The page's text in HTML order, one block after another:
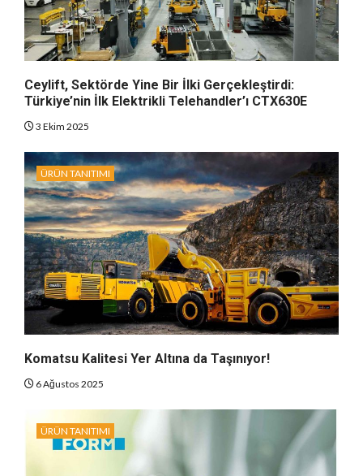
Ceylift, Sektörde Yine Bir İlki Gerçekleştirdi:
Türkiye’nin İlk Elektrikli Telehandler’ı CTX630E
3 Ekim 2025
ÜRÜN TANITIMI
Komatsu Kalitesi Yer Altına da Taşınıyor!
6 Ağustos 2025
ÜRÜN TANITIMI